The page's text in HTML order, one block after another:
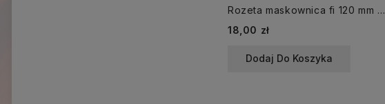
Rozeta maskownica fi 120 mm nierdzewna kołnierz
Cena
18,00 zł
Dodaj Do Koszyka